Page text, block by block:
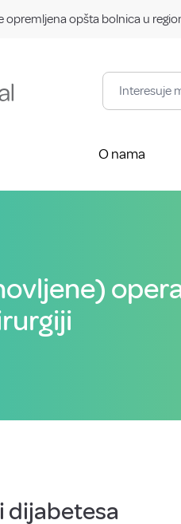
opremljena opšta bolnica u
O nama
dijabetesa